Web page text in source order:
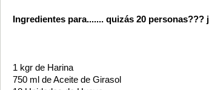
Ingredientes para....... quizás 20 personas???
1 kgr de Harina
750 ml de Aceite de Girasol